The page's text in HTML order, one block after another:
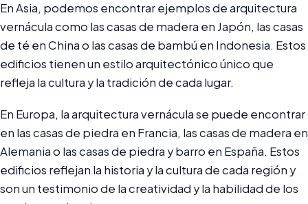
En Asia, podemos encontrar ejemplos de arquitectura
vernácula como las casas de madera en Japón, las casas
de té en China o las casas de bambú en Indonesia. Estos
edificios tienen un estilo arquitectónico único que
refleja la cultura y la tradición de cada lugar.
En Europa, la arquitectura vernácula se puede encontrar
en las casas de piedra en Francia, las casas de madera en
Alemania o las casas de piedra y barro en España. Estos
edificios reflejan la historia y la cultura de cada región y
son un testimonio de la creatividad y la habilidad de los